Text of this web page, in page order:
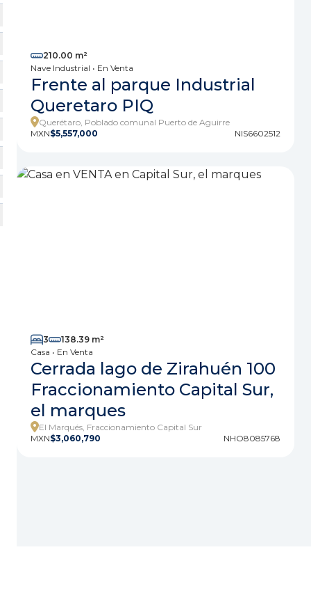
210.00 m²
Nave Industrial • En Venta
Frente al parque Industrial
Queretaro PIQ
Querétaro, Poblado comunal Puerto de Aguirre
MXN$5,557,000 NIS6602512
3
138.39 m²
Casa • En Venta
Cerrada lago de Zirahuén 100
Fraccionamiento Capital Sur,
el marques
El Marqués, Fraccionamiento Capital Sur
MXN$3,060,790 NHO8085768